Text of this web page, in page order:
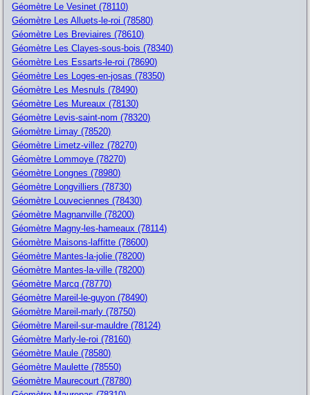
Géomètre Le Vesinet (78110)
Géomètre Les Alluets-le-roi (78580)
Géomètre Les Breviaires (78610)
Géomètre Les Clayes-sous-bois (78340)
Géomètre Les Essarts-le-roi (78690)
Géomètre Les Loges-en-josas (78350)
Géomètre Les Mesnuls (78490)
Géomètre Les Mureaux (78130)
Géomètre Levis-saint-nom (78320)
Géomètre Limay (78520)
Géomètre Limetz-villez (78270)
Géomètre Lommoye (78270)
Géomètre Longnes (78980)
Géomètre Longvilliers (78730)
Géomètre Louveciennes (78430)
Géomètre Magnanville (78200)
Géomètre Magny-les-hameaux (78114)
Géomètre Maisons-laffitte (78600)
Géomètre Mantes-la-jolie (78200)
Géomètre Mantes-la-ville (78200)
Géomètre Marcq (78770)
Géomètre Mareil-le-guyon (78490)
Géomètre Mareil-marly (78750)
Géomètre Mareil-sur-mauldre (78124)
Géomètre Marly-le-roi (78160)
Géomètre Maule (78580)
Géomètre Maulette (78550)
Géomètre Maurecourt (78780)